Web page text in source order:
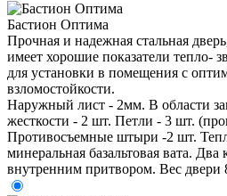
Бастион Оптима
Прочная и надежная стальная
имеет хорошие показатели тепло-
для установки в помещения с
взломостойкости.
Наружный лист - 2мм. В области
жесткости - 2 шт. Петли - 3 шт.
Противосъемные штыри -2 шт.
минеральная базальтовая вата. Два
внутренним притвором. Вес двери